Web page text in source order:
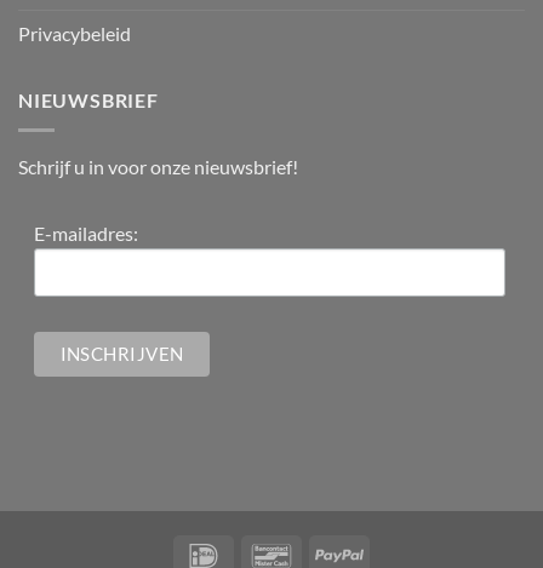
Privacybeleid
NIEUWSBRIEF
Schrijf u in voor onze nieuwsbrief!
E-mailadres: